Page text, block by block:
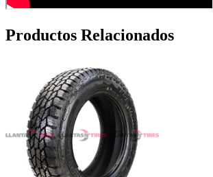
Productos Relacionados